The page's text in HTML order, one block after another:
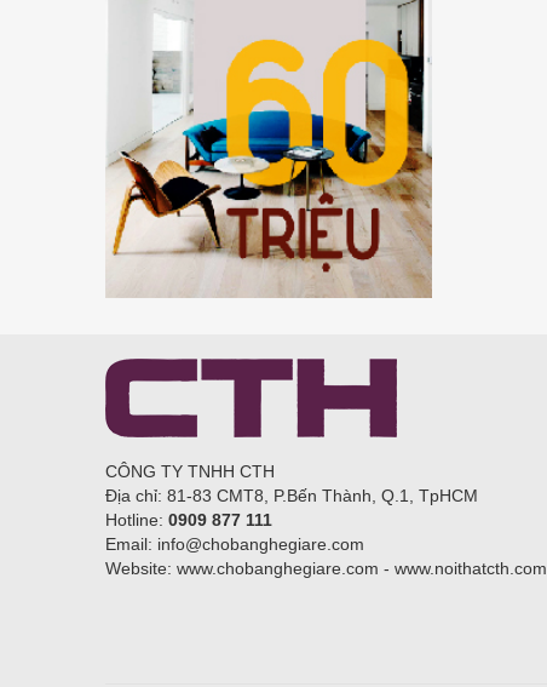
CÔNG TY TNHH CTH
Địa chỉ: 81-83 CMT8, P.Bến Thành, Q.1, TpHCM
Hotline: 0909 877 111
Email: info@chobanghegiare.com
Website: www.chobanghegiare.com - www.noithatcth.com